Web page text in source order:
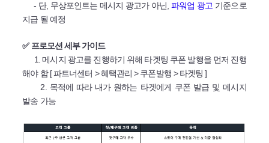
- 단, 무상포인트는 메시지 광고가 아닌,파워업 광고 기준으로
지급 될 예정
✅ 프로모션 세부 가이드
1. 메시지 광고를 진행하기 위해 타겟팅 쿠폰 발행을 먼저 진행
해야 함 [ 파트너센터 > 혜택관리 > 쿠폰발행 > 타겟팅 ]
2. 목적에 따라 내가 원하는 타겟에게 쿠폰 발급 및 메시지
발송 가능